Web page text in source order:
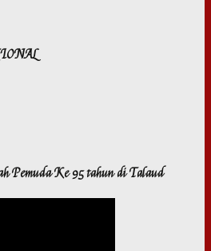
Pemuda Ke 95 tahun di Talaud